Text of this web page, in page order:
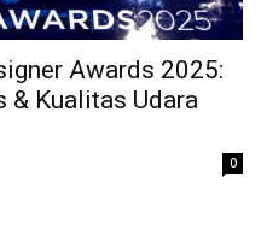
Awards 2025:
& Kualitas Udara
0